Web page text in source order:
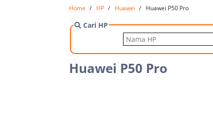
Home HP Huawei Huawei P50 Pro
Cari HP
Huawei P50 Pro